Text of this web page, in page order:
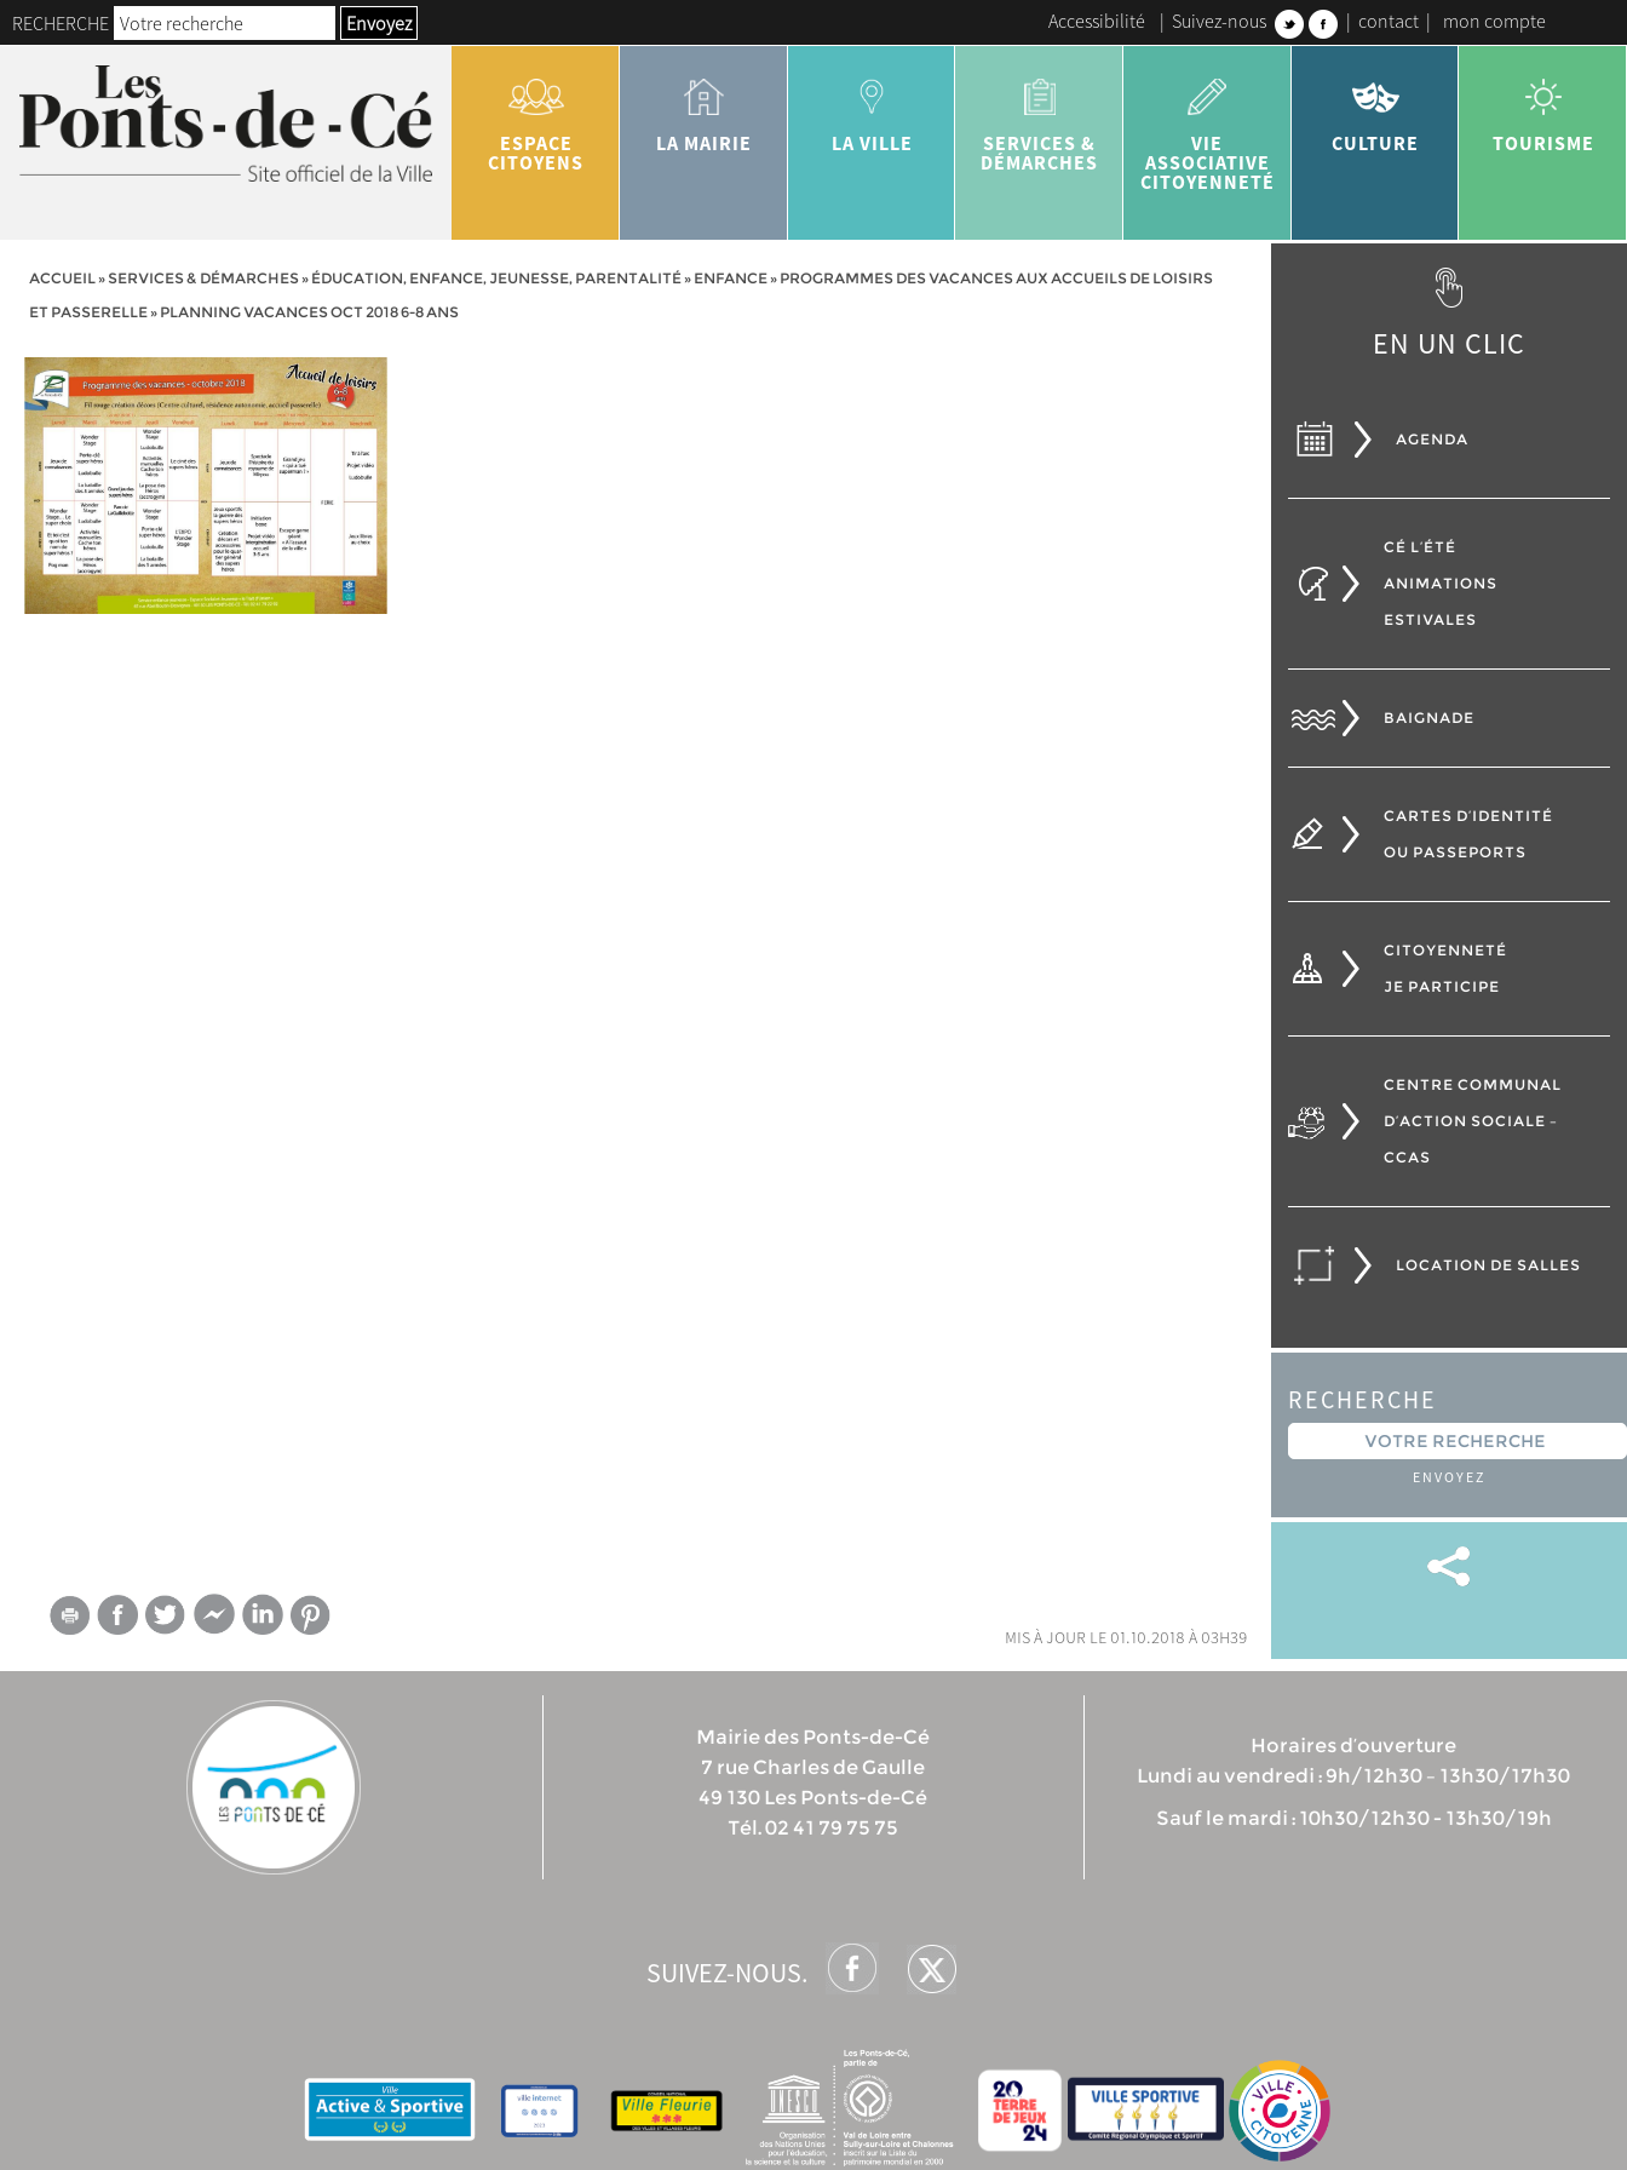
RECHERCHE Envoyez Accessibilité | Suivez-nous | contact | mon compte
ESPACE
CITOYENS
LA MAIRIE LA VILLE
SERVICES &
DÉMARCHES
VIE
ASSOCIATIVE
CITOYENNETÉ
CULTURE TOURISME
ACCUEIL» SERVICES & DÉMARCHES» ÉDUCATION, ENFANCE, JEUNESSE, PARENTALITÉ» ENFANCE» PROGRAMMES DES VACANCES AUX ACCUEILS DE LOISIRS
ET PASSERELLE» PLANNING VACANCES OCT 2018 6-8 ANS
mis à jour le 01.10.2018 à 03h39
EN UN CLIC
AGENDA
CÉ L’ÉTÉ
ANIMATIONS
ESTIVALES
BAIGNADE
CARTES D’IDENTITÉ
OU PASSEPORTS
CITOYENNETÉ
JE PARTICIPE
CENTRE COMMUNAL
D’ACTION SOCIALE –
CCAS
LOCATION DE SALLES
RECHERCHE
ENVOYEZ
Mairie des Ponts-de-Cé
7 rue Charles de Gaulle
49 130 Les Ponts-de-Cé
Tél. 02 41 79 75 75
Horaires d’ouverture
Lundi au vendredi : 9h/12h30 – 13h30/17h30
Sauf le mardi : 10h30/12h30 - 13h30/19h
SUIVEZ-NOUS.